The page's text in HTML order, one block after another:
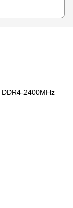
2400MHz